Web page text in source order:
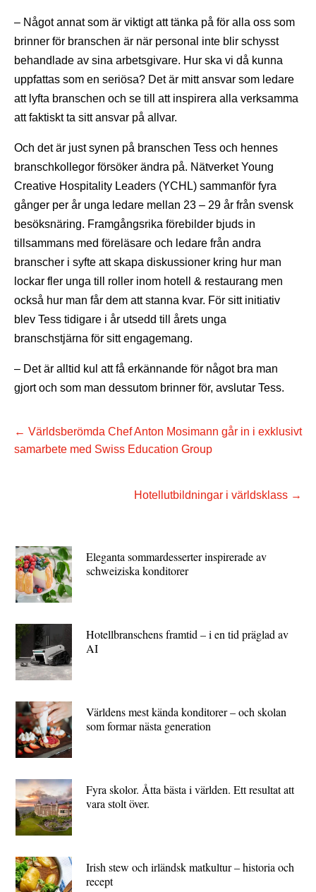
– Något annat som är viktigt att tänka på för alla oss som
brinner för branschen är när personal inte blir schysst
behandlade av sina arbetsgivare. Hur ska vi då kunna
uppfattas som en seriösa? Det är mitt ansvar som ledare
att lyfta branschen och se till att inspirera alla verksamma
att faktiskt ta sitt ansvar på allvar.
Och det är just synen på branschen Tess och hennes
branschkollegor försöker ändra på. Nätverket Young
Creative Hospitality Leaders (YCHL) sammanför fyra
gånger per år unga ledare mellan 23 – 29 år från svensk
besöksnäring. Framgångsrika förebilder bjuds in
tillsammans med föreläsare och ledare från andra
branscher i syfte att skapa diskussioner kring hur man
lockar fler unga till roller inom hotell & restaurang men
också hur man får dem att stanna kvar. För sitt initiativ
blev Tess tidigare i år utsedd till årets unga
branschstjärna för sitt engagemang.
– Det är alltid kul att få erkännande för något bra man
gjort och som man dessutom brinner för, avslutar Tess.
← Världsberömda Chef Anton Mosimann går in i exklusivt
samarbete med Swiss Education Group
Hotellutbildningar i världsklass →
Eleganta sommardesserter inspirerade av
schweiziska konditorer
Hotellbranschens framtid – i en tid präglad av
AI
Världens mest kända konditorer – och skolan
som formar nästa generation
Fyra skolor. Åtta bästa i världen. Ett resultat att
vara stolt över.
Irish stew och irländsk matkultur – historia och
recept